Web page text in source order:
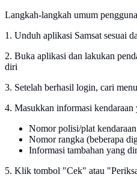
Langkah-langkah umum
1. Unduh aplikasi Samsat sesuai
2. Buka aplikasi dan lakukan
diri
3. Setelah berhasil login, cari
4. Masukkan informasi kendaraan
Nomor polisi/plat kendaraan
Nomor rangka (beberapa
Informasi tambahan yang
5. Klik tombol "Cek" atau